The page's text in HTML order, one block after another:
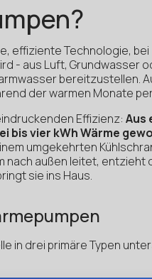
effiziente Technologie,
- aus Luft, Grundwasser
bereitzustellen.
der warmen Monate
Effizienz: Aus
bis vier kWh Wärme
umgekehrten
nach außen leitet, entzieht
sie ins Haus.
in drei primäre Typen